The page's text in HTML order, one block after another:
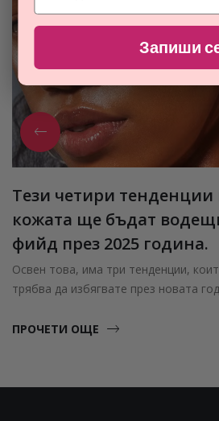
Тези четири тенденции
кожата ще бъдат
фийд през 2025 година.
Освен това, има три тенденции,
трябва да избягвате през новата
ПРОЧЕТИ ОЩЕ
Запиши